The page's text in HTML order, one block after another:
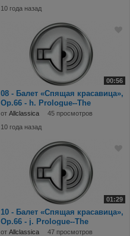
10 года назад
00:56
08 - Балет «Спящая красавица»,
Op.66 - h. Prologue--The
Christening; N
от Allclassica
45 просмотров
10 года назад
01:29
10 - Балет «Спящая красавица»,
Op.66 - j. Prologue--The
Christening; N
от Allclassica
47 просмотров